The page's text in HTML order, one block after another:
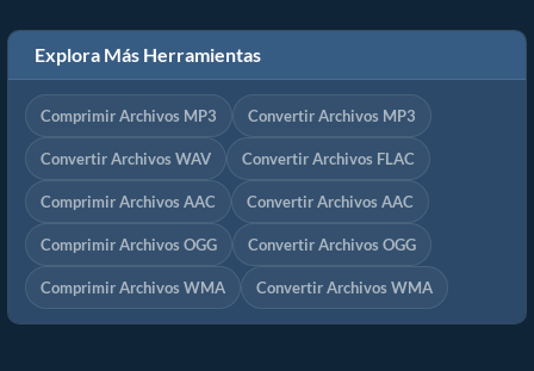
Explora Más Herramientas
Comprimir Archivos MP3 Convertir Archivos MP3
Convertir Archivos WAV Convertir Archivos FLAC
Comprimir Archivos AAC Convertir Archivos AAC
Comprimir Archivos OGG Convertir Archivos OGG
Comprimir Archivos WMA Convertir Archivos WMA